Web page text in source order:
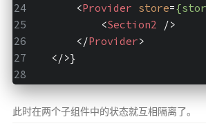
<Provider store=
<Section2
/>
</Provider>
</>}
此时在两个子组件中的状态就互相隔离了。